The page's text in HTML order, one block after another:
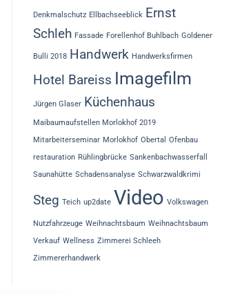
Denkmalschutz Ellbachseeblick Ernst
Schleh Fassade Forellenhof Buhlbach Goldener
Bulli 2018 Handwerk Handwerksfirmen
Hotel Bareiss Imagefilm
Jürgen Glaser Küchenhaus
Maibaumaufstellen Morlokhof 2019
Mitarbeiterseminar Morlokhof Obertal Ofenbau
restauration Rühlingbrücke Sankenbachwasserfall
Saunahütte Schadensanalyse Schwarzwaldkrimi
Steg Teich up2date Video Volkswagen
Nutzfahrzeuge Weihnachtsbaum Weihnachtsbaum
Verkauf Wellness Zimmerei Schleeh
Zimmererhandwerk